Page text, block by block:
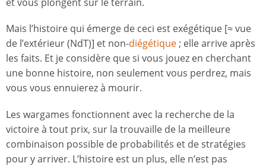
Mais l’histoire qui émerge de ceci est exégétique [≈ vue
de l’extérieur (NdT)] et non-diégétique; elle arrive après
les faits. Et je considère que si vous jouez en cherchant
une bonne histoire, non seulement vous perdrez, mais
vous vous ennuierez à mourir.
Les wargames fonctionnent avec la recherche de la
victoire à tout prix, sur la trouvaille de la meilleure
combinaison possible de probabilités et de stratégies
pour y arriver. L’histoire est un plus, elle n’est pas